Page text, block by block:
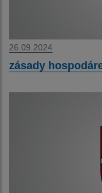
26.09.2024
zásady